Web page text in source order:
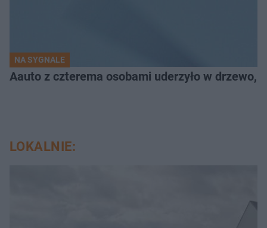
NA SYGNALE
Aauto z czterema osobami uderzyło w drzewo,
LOKALNIE: